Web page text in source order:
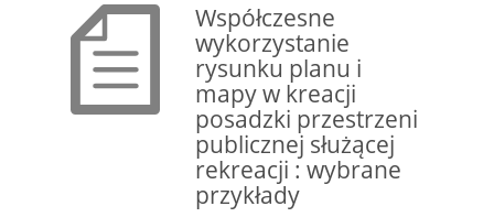
Współczesne
wykorzystanie
rysunku planu i
mapy w kreacji
posadzki przestrzeni
publicznej służącej
rekreacji : wybrane
przykłady